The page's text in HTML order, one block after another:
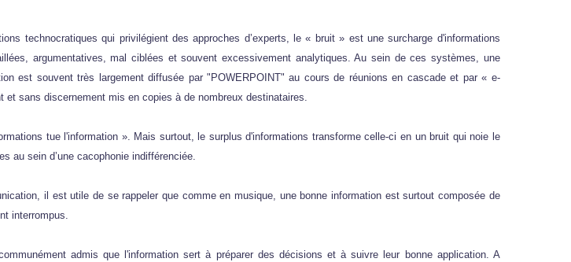
technocratiques qui privilégient des approches d’experts, le « bruit » est une surcharge d'informations
argumentatives, mal ciblées et souvent excessivement analytiques. Au sein de ces systèmes, une
est souvent très largement diffusée par "POWERPOINT" au cours de réunions en cascade et par « e-
et sans discernement mis en copies à de nombreux destinataires.
tue l'information ». Mais surtout, le surplus d'informations transforme celle-ci en un bruit qui noie le
au sein d’une cacophonie indifférenciée.
il est utile de se rappeler que comme en musique, une bonne information est surtout composée de
interrompus.
admis que l'information sert à préparer des décisions et à suivre leur bonne application. A